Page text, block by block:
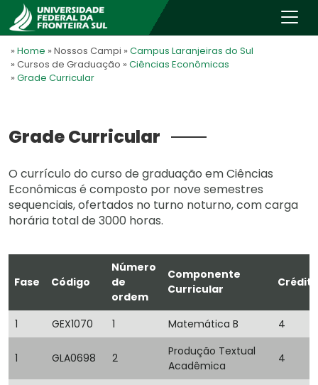
» Home » Nossos Campi » Campus Laranjeiras do Sul
» Cursos de Graduação » Ciências Econômicas
» Grade Curricular
Grade Curricular
O currículo do curso de graduação em Ciências
Econômicas é composto por nove semestres
sequenciais, ofertados no turno noturno, com carga
horária total de 3000 horas.
Fase Código
Número
de
ordem
Componente
Curricular
1 GEX1070 1 Matemática B 4
1 GLA0698 2
Produção Textual
Acadêmica
4